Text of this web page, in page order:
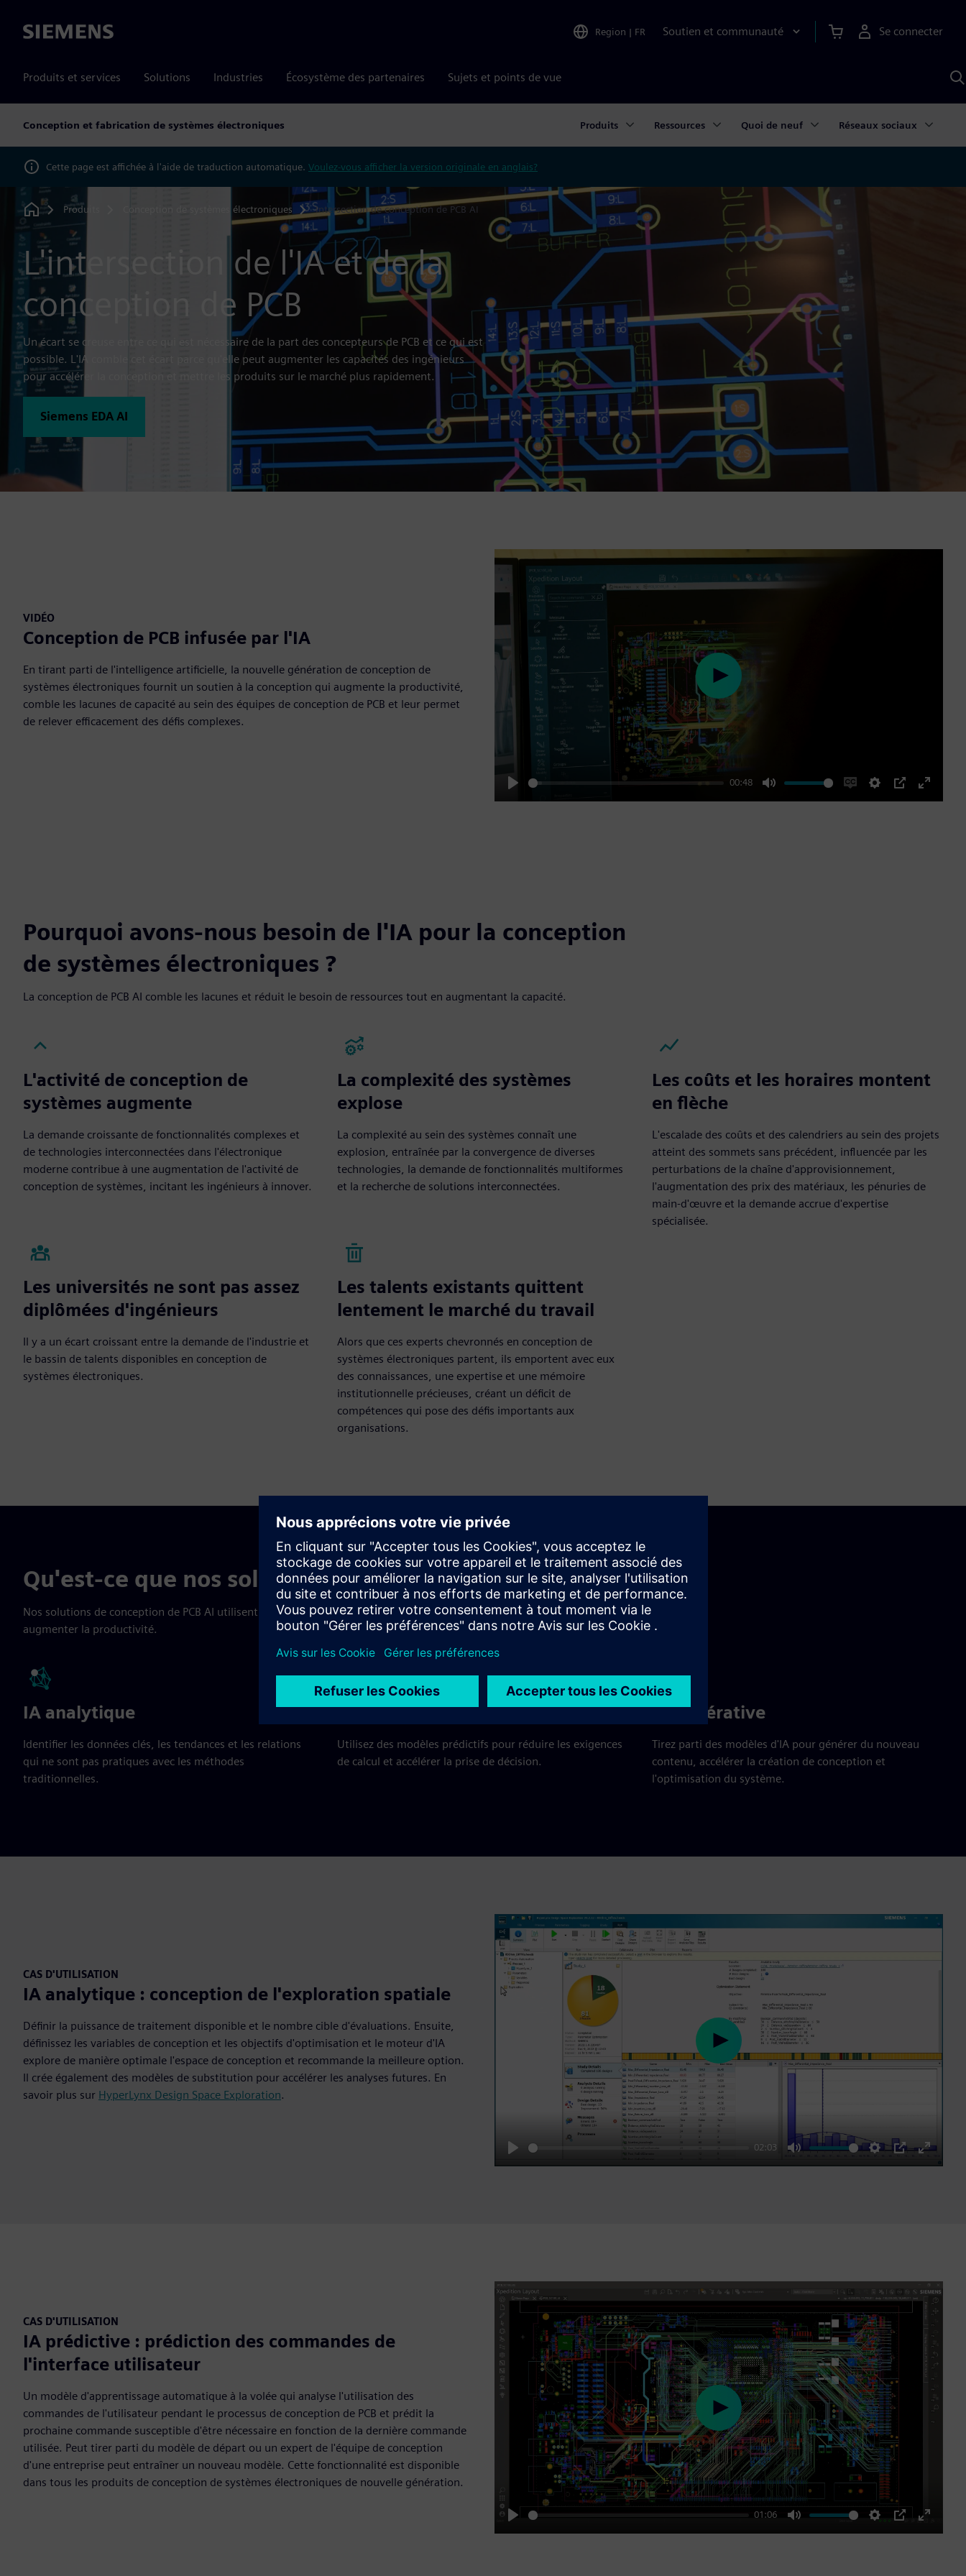
Siemens Region | FR Soutien et communauté Se connecter
Produits et services Solutions Industries Écosystème des partenaires Sujets et points de vue
Conception et fabrication de systèmes électroniques Produits Ressources Quoi de neuf Réseaux sociaux
Cette page est affichée à l'aide de traduction automatique. Voulez-vous afficher la version originale en anglais?
Home
Produits Conception de systèmes électroniques Intersection de conception de PCB AI
L'intersection de l'IA et de la
conception de PCB
Un écart se creuse entre ce qui est nécessaire de la part des concepteurs de PCB et ce qui est
possible. L'IA comble cet écart parce qu'elle peut augmenter les capacités des ingénieurs
pour accélérer la conception et mettre les produits sur le marché plus rapidement.
Siemens EDA AI
VIDÉO
Conception de PCB infusée par l'IA
En tirant parti de l'intelligence artificielle, la nouvelle génération de conception de
systèmes électroniques fournit un soutien à la conception qui augmente la productivité,
comble les lacunes de capacité au sein des équipes de conception de PCB et leur permet
de relever efficacement des défis complexes.
Play
00:48
Mute
EnableSettings
PIP
Enter
Play
Pourquoi avons-nous besoin de l'IA pour la conception
de systèmes électroniques ?
La conception de PCB AI comble les lacunes et réduit le besoin de ressources tout en augmentant la capacité.
L'activité de conception de
systèmes augmente
La demande croissante de fonctionnalités complexes et
de technologies interconnectées dans l'électronique
moderne contribue à une augmentation de l'activité de
conception de systèmes, incitant les ingénieurs à innover.
La complexité des systèmes
explose
La complexité au sein des systèmes connaît une
explosion, entraînée par la convergence de diverses
technologies, la demande de fonctionnalités multiformes
et la recherche de solutions interconnectées.
Les coûts et les horaires montent
en flèche
L'escalade des coûts et des calendriers au sein des projets
atteint des sommets sans précédent, influencée par les
perturbations de la chaîne d'approvisionnement,
l'augmentation des prix des matériaux, les pénuries de
main-d'œuvre et la demande accrue d'expertise
spécialisée.
Les universités ne sont pas assez
diplômées d'ingénieurs
Il y a un écart croissant entre la demande de l'industrie et
le bassin de talents disponibles en conception de
systèmes électroniques.
Les talents existants quittent
lentement le marché du travail
Alors que ces experts chevronnés en conception de
systèmes électroniques partent, ils emportent avec eux
des connaissances, une expertise et une mémoire
institutionnelle précieuses, créant un déficit de
compétences qui pose des défis importants aux
organisations.
Qu'est-ce que nos solutions d'IA fournissent ?
Nos solutions de conception de PCB AI utilisent trois modèles d'apprentissage IA pour résoudre des défis spécifiques et
augmenter la productivité.
IA analytique
Identifier les données clés, les tendances et les relations
qui ne sont pas pratiques avec les méthodes
traditionnelles.
IA prédictive
Utilisez des modèles prédictifs pour réduire les exigences
de calcul et accélérer la prise de décision.
IA générative
Tirez parti des modèles d'IA pour générer du nouveau
contenu, accélérer la création de conception et
l'optimisation du système.
CAS D'UTILISATION
IA analytique : conception de l'exploration spatiale
Définir la puissance de traitement disponible et le nombre cible d'évaluations. Ensuite,
définissez les variables de conception et les objectifs d'optimisation et le moteur d'IA
explore de manière optimale l'espace de conception et recommande la meilleure option.
Il crée également des modèles de substitution pour accélérer les analyses futures. En
savoir plus sur HyperLynx Design Space Exploration.
Play
02:03
Mute Settings
PIP
Enter
Play
CAS D'UTILISATION
IA prédictive : prédiction des commandes de
l'interface utilisateur
Un modèle d'apprentissage automatique à la volée qui analyse l'utilisation des
commandes de l'utilisateur pendant le processus de conception de PCB et prédit la
prochaine commande susceptible d'être nécessaire en fonction de la dernière commande
utilisée. Peut tirer parti du modèle de départ ou un expert de l'équipe de conception
d'une entreprise peut entraîner un nouveau modèle. Cette fonctionnalité est disponible
dans tous les produits de conception de systèmes électroniques de nouvelle génération.
Play
01:06
Mute Settings
PIP
Enter
Play